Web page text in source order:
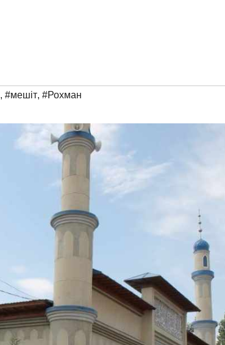
, #мешіт, #Рохман